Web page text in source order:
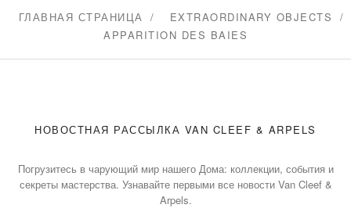
ГЛАВНАЯ СТРАНИЦА
EXTRAORDINARY OBJECTS
APPARITION DES BAIES
НОВОСТНАЯ РАССЫЛКА VAN CLEEF & ARPELS
Погрузитесь в чарующий мир нашего Дома: коллекции, события и
секреты мастерства. Узнавайте первыми все новости Van Cleef &
Arpels.